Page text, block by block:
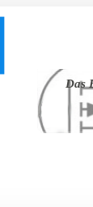
Das